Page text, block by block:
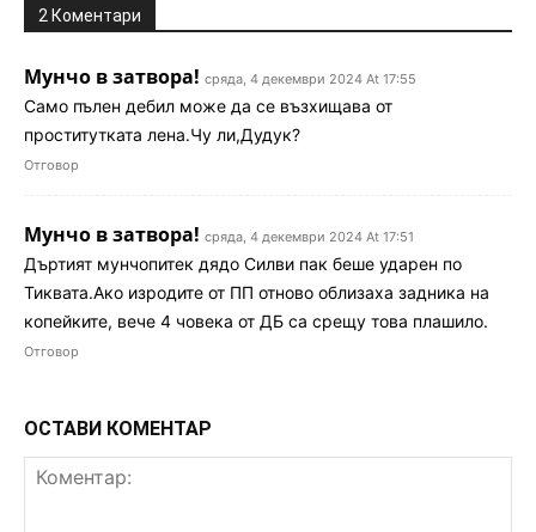
2 Коментари
Мунчо в затвора! сряда, 4 декември 2024 At 17:55
Само пълен дебил може да се възхищава от
проститутката лена.Чу ли,Дудук?
Отговор
Мунчо в затвора! сряда, 4 декември 2024 At 17:51
Дъртият мунчопитек дядо Силви пак беше ударен по
Тиквата.Ако изродите от ПП отново облизаха задника на
копейките, вече 4 човека от ДБ са срещу това плашило.
Отговор
ОСТАВИ КОМЕНТАР